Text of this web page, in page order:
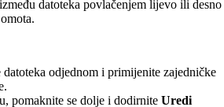
datoteka povlačenjem lijevo ili desno
datoteka odjednom i primijenite zajedničke
pomaknite se dolje i dodirnite Uredi